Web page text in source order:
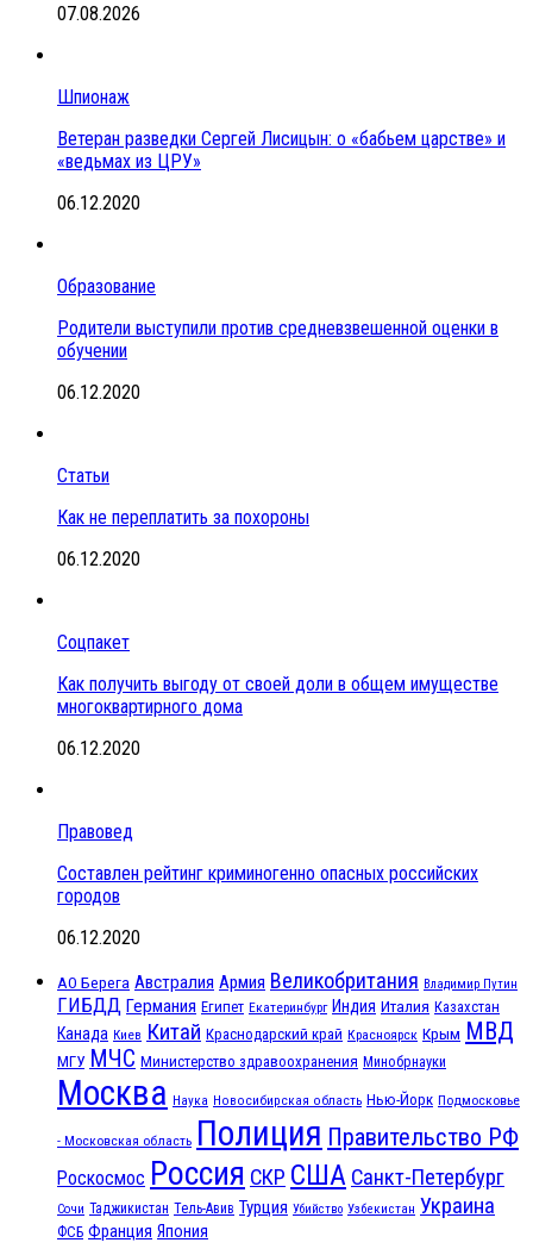
07.08.2026
Шпионаж
Ветеран разведки Сергей Лисицын: о «бабьем царстве» и
«ведьмах из ЦРУ»
06.12.2020
Образование
Родители выступили против средневзвешенной оценки в
обучении
06.12.2020
Статьи
Как не переплатить за похороны
06.12.2020
Соцпакет
Как получить выгоду от своей доли в общем имуществе
многоквартирного дома
06.12.2020
Правовед
Составлен рейтинг криминогенно опасных российских
городов
06.12.2020
АО Берега Австралия Армия Великобритания Владимир Путин
ГИБДД Германия Египет Екатеринбург Индия Италия Казахстан
Канада Киев Китай Краснодарский край Красноярск Крым МВД
МГУ МЧС Министерство здравоохранения Минобрнауки
Москва Наука Новосибирская область Нью-Йорк Подмосковье
- Московская область Полиция Правительство РФ
Роскосмос Россия СКР США Санкт-Петербург
Сочи Таджикистан Тель-Авив Турция Убийство Узбекистан Украина
ФСБ Франция Япония